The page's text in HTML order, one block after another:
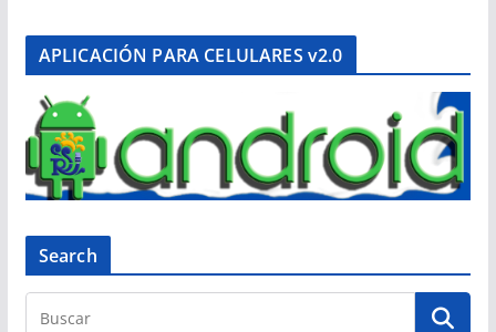
APLICACIÓN PARA CELULARES v2.0
Search